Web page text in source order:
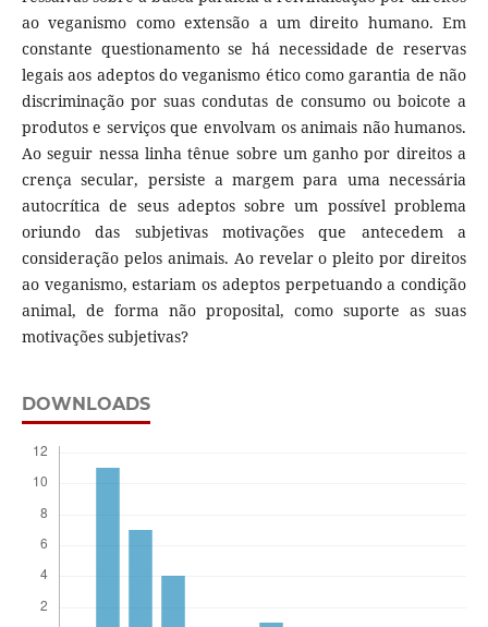
ao veganismo como extensão a um direito humano. Em
constante questionamento se há necessidade de reservas
legais aos adeptos do veganismo ético como garantia de não
discriminação por suas condutas de consumo ou boicote a
produtos e serviços que envolvam os animais não humanos.
Ao seguir nessa linha tênue sobre um ganho por direitos a
crença secular, persiste a margem para uma necessária
autocrítica de seus adeptos sobre um possível problema
oriundo das subjetivas motivações que antecedem a
consideração pelos animais. Ao revelar o pleito por direitos
ao veganismo, estariam os adeptos perpetuando a condição
animal, de forma não proposital, como suporte as suas
motivações subjetivas?
DOWNLOADS